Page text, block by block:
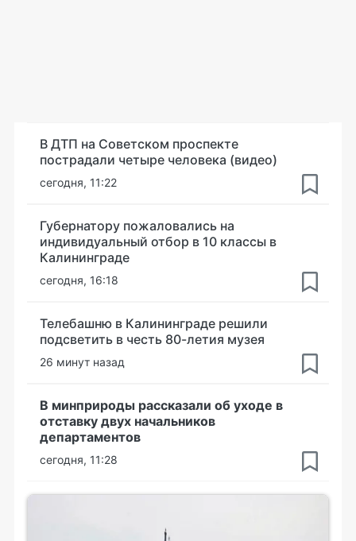
В ДТП на Советском проспекте
пострадали четыре человека (видео)
сегодня, 11:22
Губернатору пожаловались на
индивидуальный отбор в 10 классы в
Калининграде
сегодня, 16:18
Телебашню в Калининграде решили
подсветить в честь 80-летия музея
26 минут назад
В минприроды рассказали об уходе в
отставку двух начальников
департаментов
сегодня, 11:28